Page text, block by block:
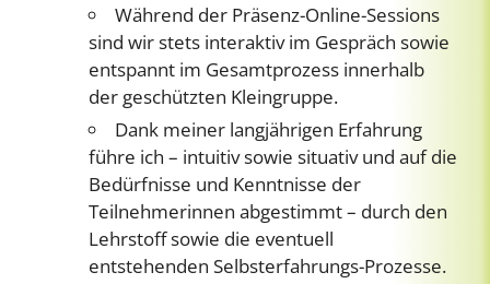
Während der Präsenz-Online-Sessions
sind wir stets interaktiv im Gespräch sowie
entspannt im Gesamtprozess innerhalb
der geschützten Kleingruppe.
Dank meiner langjährigen Erfahrung
führe ich – intuitiv sowie situativ und auf die
Bedürfnisse und Kenntnisse der
Teilnehmerinnen abgestimmt – durch den
Lehrstoff sowie die eventuell
entstehenden Selbsterfahrungs-Prozesse.